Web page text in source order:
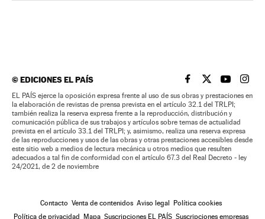
©EDICIONES EL PAÍS EL PAÍS BRASIL EN
EL PAÍSEL PAÍS
EL
EL PAÍS ejerce la oposición expresa frente al uso de sus obras y prestaciones en
la elaboración de revistas de prensa prevista en el artículo 32.1 del TRLPI;
también realiza la reserva expresa frente a la reproducción, distribución y
comunicación pública de sus trabajos y artículos sobre temas de actualidad
prevista en el artículo 33.1 del TRLPI; y, asimismo, realiza una reserva expresa
de las reproducciones y usos de las obras y otras prestaciones accesibles desde
este sitio web a medios de lectura mecánica u otros medios que resulten
adecuados a tal fin de conformidad con el artículo 67.3 del Real Decreto - ley
24/2021, de 2 de noviembre
Contacto Venta de contenidos Aviso legal Política cookies
Política de privacidad Mapa Suscripciones EL PAÍS Suscripciones empresas